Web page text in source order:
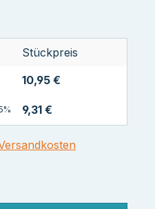
Stückpreis
10,95 €
9,31 €